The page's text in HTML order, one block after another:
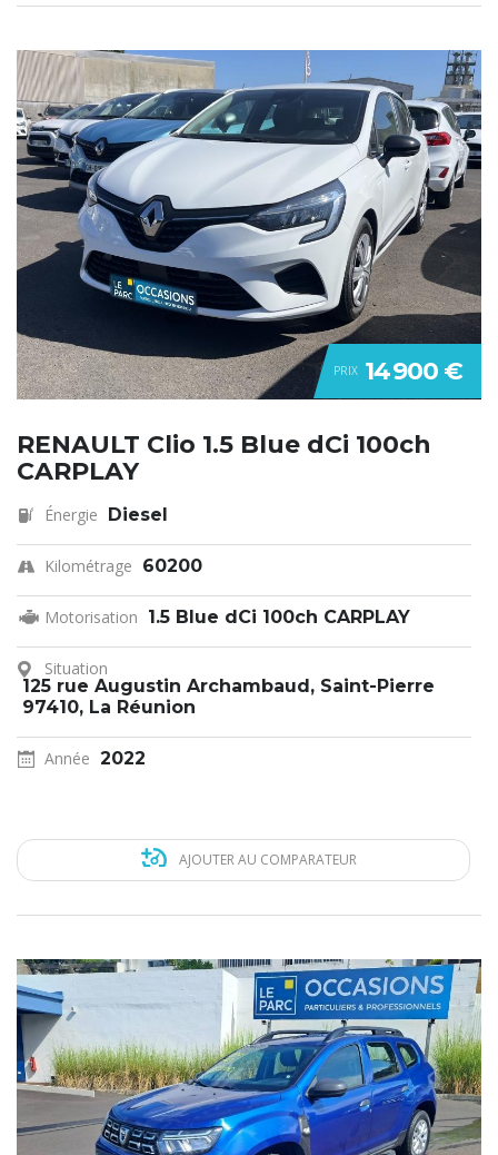
PRIX 14 900 €
RENAULT Clio 1.5 Blue dCi 100ch
CARPLAY
Énergie Diesel
Kilométrage 60200
Motorisation 1.5 Blue dCi 100ch CARPLAY
Situation
125 rue Augustin Archambaud, Saint-Pierre
97410, La Réunion
Année 2022
AJOUTER AU COMPARATEUR